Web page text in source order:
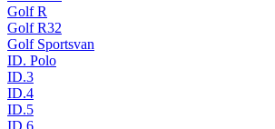
Golf R
Golf R32
Golf Sportsvan
ID. Polo
ID.3
ID.4
ID.5
ID.6